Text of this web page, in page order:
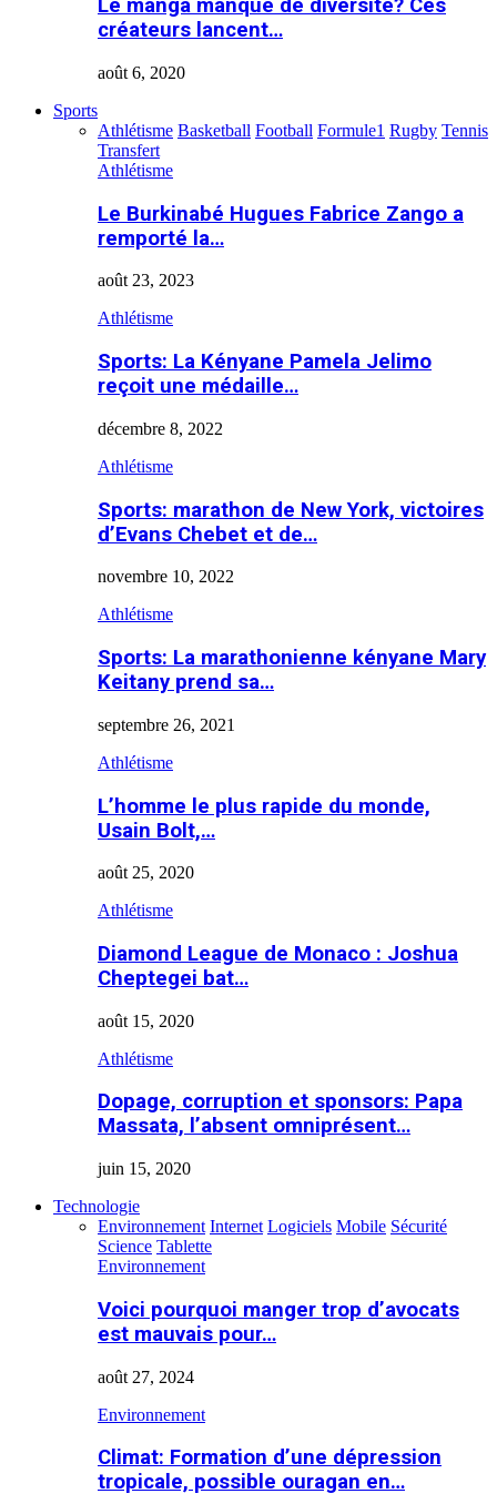
Le manga manque de diversité? Ces
créateurs lancent…
août 6, 2020
Sports
Athlétisme Basketball Football Formule1 Rugby Tennis
Transfert
Athlétisme
Le Burkinabé Hugues Fabrice Zango a
remporté la…
août 23, 2023
Athlétisme
Sports: La Kényane Pamela Jelimo
reçoit une médaille…
décembre 8, 2022
Athlétisme
Sports: marathon de New York, victoires
d’Evans Chebet et de…
novembre 10, 2022
Athlétisme
Sports: La marathonienne kényane Mary
Keitany prend sa…
septembre 26, 2021
Athlétisme
L’homme le plus rapide du monde,
Usain Bolt,…
août 25, 2020
Athlétisme
Diamond League de Monaco : Joshua
Cheptegei bat…
août 15, 2020
Athlétisme
Dopage, corruption et sponsors: Papa
Massata, l’absent omniprésent…
juin 15, 2020
Technologie
Environnement Internet Logiciels Mobile Sécurité
Science Tablette
Environnement
Voici pourquoi manger trop d’avocats
est mauvais pour…
août 27, 2024
Environnement
Climat: Formation d’une dépression
tropicale, possible ouragan en…